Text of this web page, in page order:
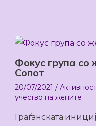
Фокус група со
Сопот
20/07/2021 /
учество на жените
Граѓанската